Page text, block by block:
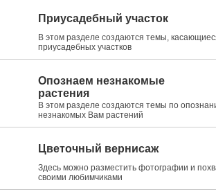
Приусадебный участок
В этом разделе создаются темы,
приусадебных участков
Опознаем незнакомые
растения
В этом разделе создаются темы по
незнакомых Вам растений
Цветочный вернисаж
Здесь можно разместить фотографии и
своими любимчиками